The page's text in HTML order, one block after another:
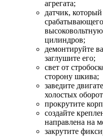
агрегата;
датчик,
цилиндров;
демонтируйте
заглушите его;
свет от
сторону шкива;
заведите
холостых
прокрутите
создайте
направлена на
закрутите